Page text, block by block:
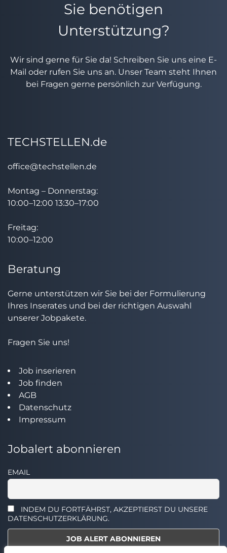
Sie benötigen
Unterstützung?
Wir sind gerne für Sie da! Schreiben Sie uns eine E-
Mail oder rufen Sie uns an. Unser Team steht Ihnen
bei Fragen gerne persönlich zur Verfügung.
TECHSTELLEN.de
office@techstellen.de
Montag – Donnerstag:
10:00–12:00 13:30–17:00
Freitag:
10:00–12:00
Beratung
Gerne unterstützen wir Sie bei der Formulierung
Ihres Inserates und bei der richtigen Auswahl
unserer Jobpakete.
Fragen Sie uns!
Job inserieren
Job finden
AGB
Datenschutz
Impressum
Jobalert abonnieren
EMAIL
INDEM DU FORTFÄHRST, AKZEPTIERST DU UNSERE
DATENSCHUTZERKLÄRUNG.